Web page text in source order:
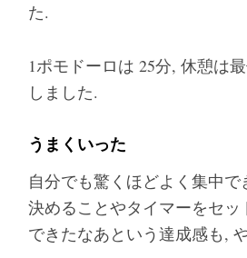
た.
1ポモドーロは 25分, 休憩は
しました.
うまくいった
自分でも驚くほどよく集中
決めることやタイマーをセ
できたなあという達成感も,